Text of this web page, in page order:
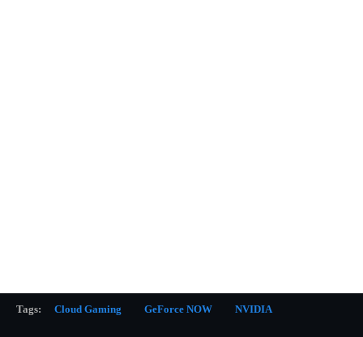
Tags: Cloud Gaming GeForce NOW NVIDIA